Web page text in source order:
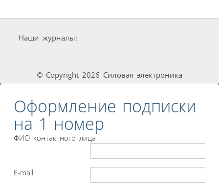
Наши журналы:
© Copyright 2026 Силовая электроника
Оформление подписки
на 1 номер
ФИО контактного лица
E-mail